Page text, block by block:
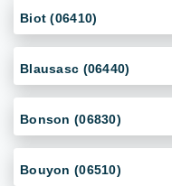
Biot (06410)
Blausasc (06440)
Bonson (06830)
Bouyon (06510)